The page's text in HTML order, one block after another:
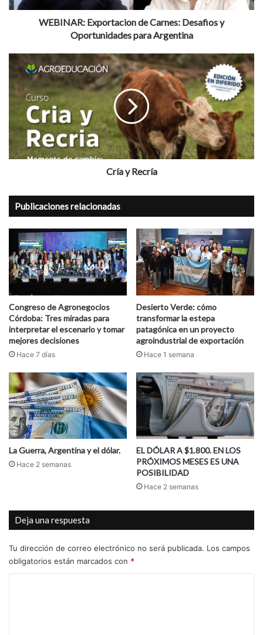
Argentina
WEBINAR: Exportacion de Carnes: Desafios y
Oportunidades para Argentina
Recría
Cría y Recría
Publicaciones relacionadas
Congreso de Agronegocios
Córdoba: Tres miradas para
interpretar el escenario y tomar
mejores decisiones
Hace 7 días
Desierto Verde: cómo
transformar la estepa
patagónica en un proyecto
agroindustrial de exportación
Hace 1 semana
La Guerra, Argentina y el dólar.
Hace 2 semanas
EL DÓLAR A $1.800. EN LOS
PRÓXIMOS MESES ES UNA
POSIBILIDAD
Hace 2 semanas
Deja una respuesta
Tu dirección de correo electrónico no será publicada. Los campos
obligatorios están marcados con *